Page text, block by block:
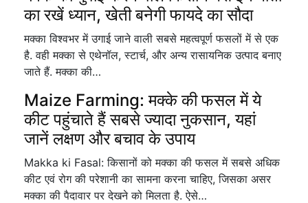
का रखें ध्यान, खेती बनेगी फायदे का सौदा
मक्‍का विश्वभर में उगाई जाने वाली सबसे महत्वपूर्ण फसलों में से एक
है. वही मक्‍का से एथेनॉल, स्टार्च, और अन्य रासायनिक उत्पाद बनाए
जाते हैं. मक्‍का की…
Maize Farming: मक्के की फसल में ये
कीट पहुंचाते हैं सबसे ज्यादा नुकसान, यहां
जानें लक्षण और बचाव के उपाय
Makka ki Fasal: किसानों को मक्का की फसल में सबसे अधिक
कीट एवं रोग की परेशानी का सामना करना चाहिए, जिसका असर
मक्का की पैदावार पर देखने को मिलता है. ऐसे…